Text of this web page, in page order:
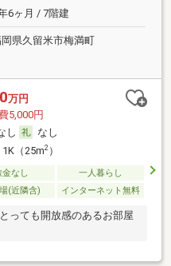
6ヶ月 / 7階建
県久留米市梅満町
万円
5,000円
し
なし
（25m2）
金なし
一人暮らし
(近隣含) インターネット無料
っても開放感のあるお部屋